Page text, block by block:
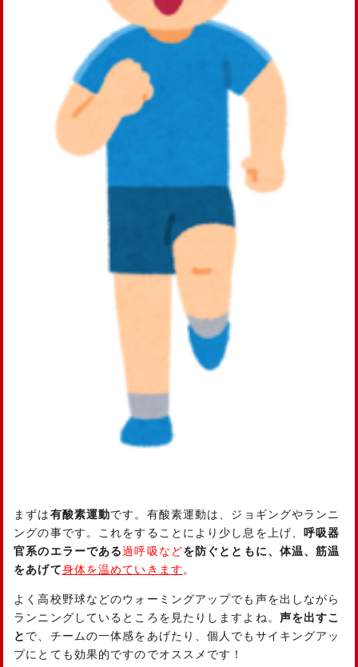
まずは有酸素運動です。有酸素運動は、ジョギングやランニ
ングの事です。これをすることにより少し息を上げ、
呼吸器
官系のエラーである過呼吸などを防ぐとともに、体温、筋温
をあげて身体を温めていきます 。
よく高校野球などのウォーミングアップでも声を出しながら
ランニングしているところを見たりしますよね。 声を出すこ
と で、チームの一体感をあげたり、個人でもサイキングアッ
プにとても効果的ですのでオススメです！